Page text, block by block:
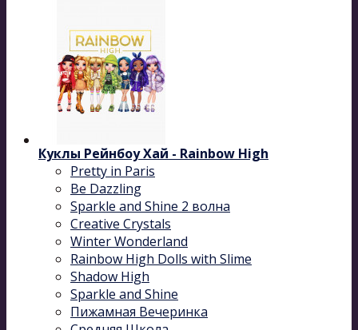
Куклы Рейнбоу Хай - Rainbow High
Pretty in Paris
Be Dazzling
Sparkle and Shine 2 волна
Сreative Сrystals
Winter Wonderland
Rainbow High Dolls with Slime
Shadow High
Sparkle and Shine
Пижамная Вечеринка